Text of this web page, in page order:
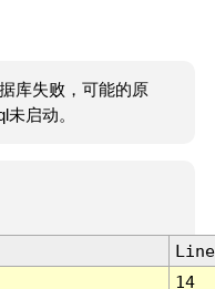
库失败，可能的原
启动。
Line
14